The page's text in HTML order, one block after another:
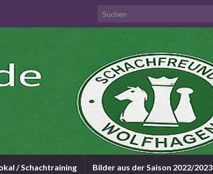
/ Schachtraining Bilder aus der Saison 2022/2023